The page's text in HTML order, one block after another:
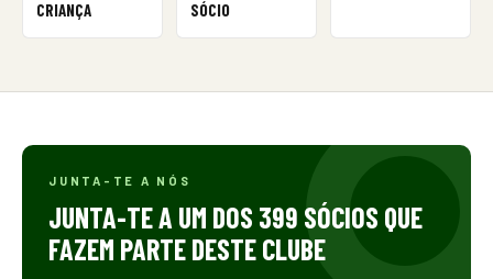
CRIANÇA
SÓCIO
JUNTA-TE A NÓS
JUNTA-TE A UM DOS 399 SÓCIOS QUE
FAZEM PARTE DESTE CLUBE